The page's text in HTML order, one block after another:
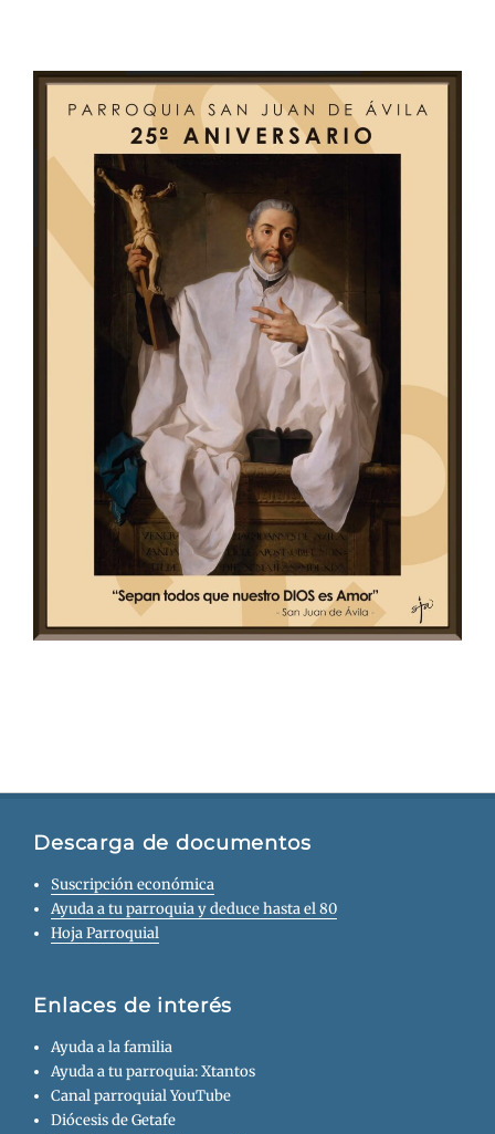
Descarga de documentos
Suscripción económica
Ayuda a tu parroquia y deduce hasta el 80
Hoja Parroquial
Enlaces de interés
Ayuda a la familia
Ayuda a tu parroquia: Xtantos
Canal parroquial YouTube
Diócesis de Getafe